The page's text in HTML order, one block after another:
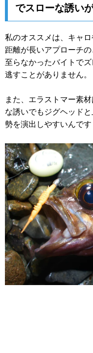
でスローな誘い
私のオススメは、キャ
距離が長いアプローチ
至らなかったバイトで
逃すことがありません。
また、エラストマー素
な誘いでもジグヘッド
勢を演出しやすいんです